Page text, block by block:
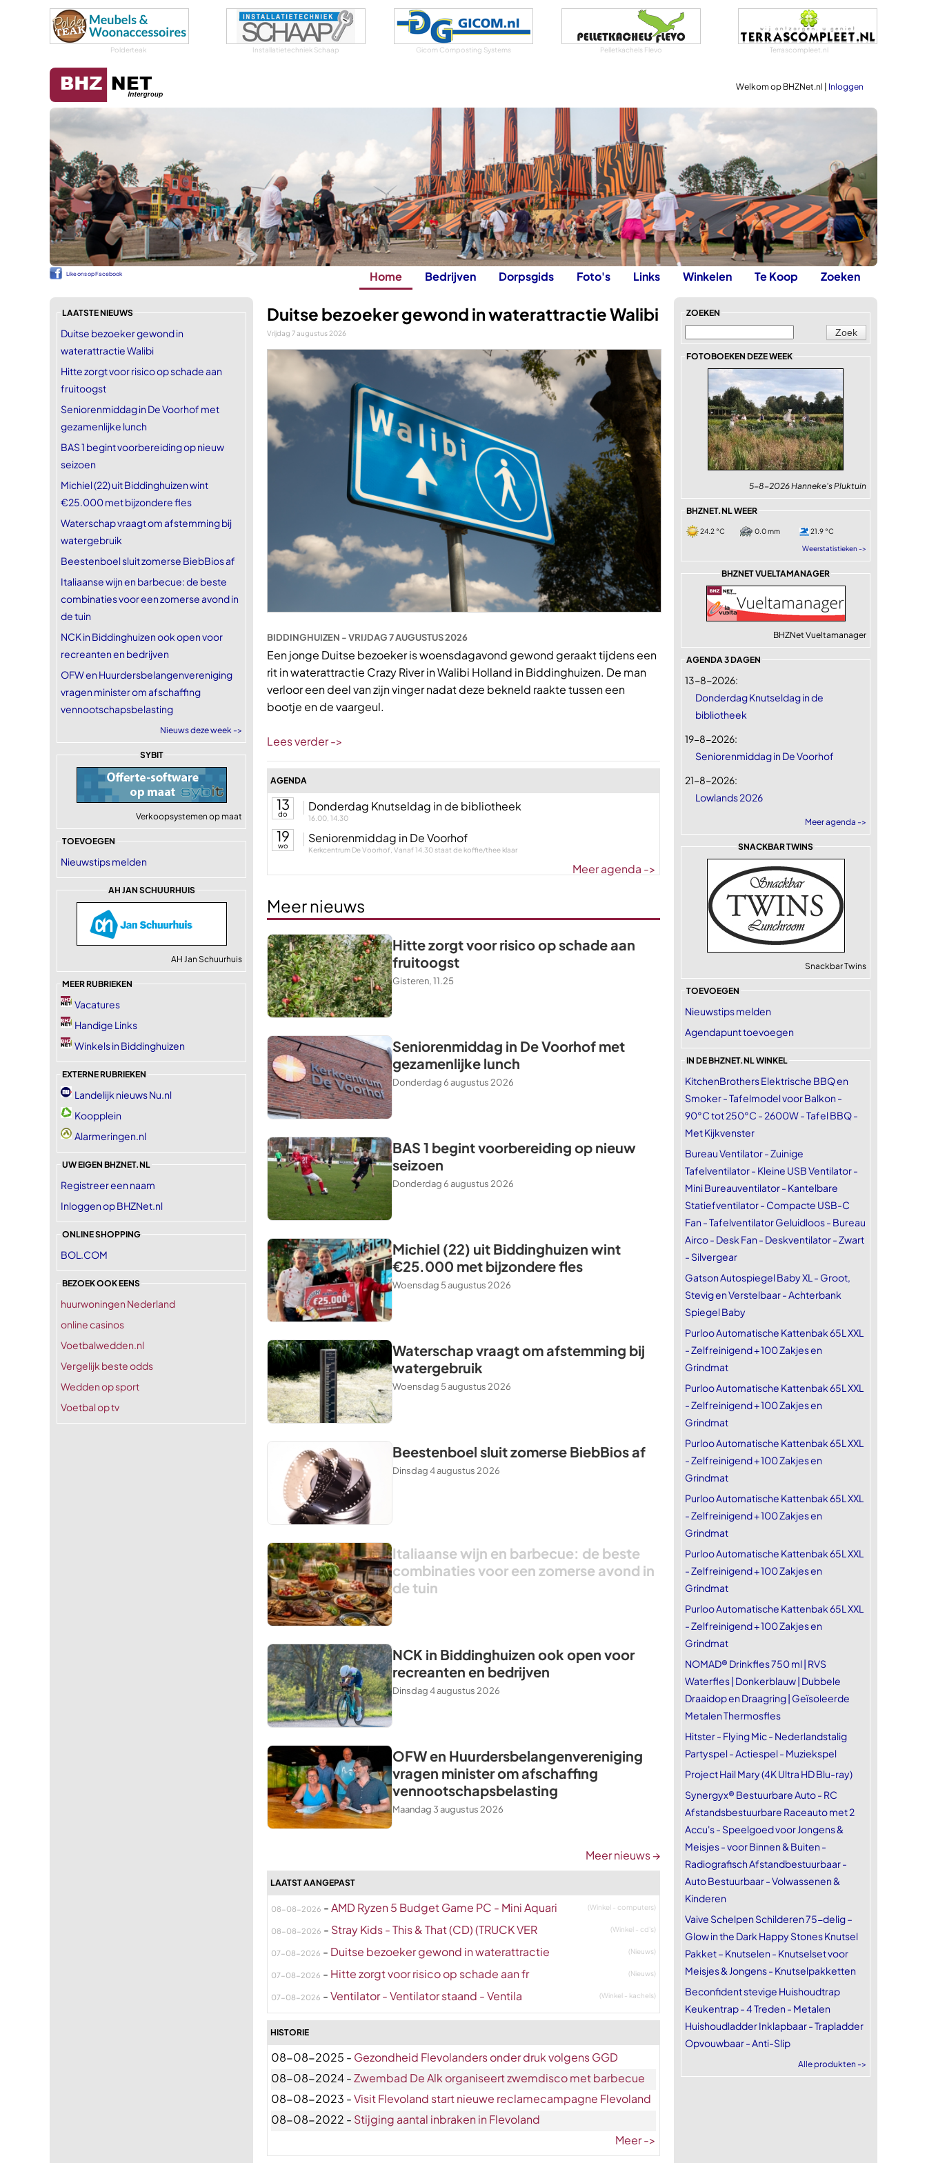
Polderteak Installatietechniek Schaap Gicom Composting Systems Pelletkachels Flevo Terrascompleet.nl
Welkom op BHZNet.nl | Inloggen
Like ons op Facebook Home Bedrijven Dorpsgids Foto's Links Winkelen Te Koop Zoeken
LAATSTE NIEUWS
Duitse bezoeker gewond in
waterattractie Walibi
Hitte zorgt voor risico op schade aan
fruitoogst
Seniorenmiddag in De Voorhof met
gezamenlijke lunch
BAS 1 begint voorbereiding op nieuw
seizoen
Michiel (22) uit Biddinghuizen wint
€25.000 met bijzondere fles
Waterschap vraagt om afstemming bij
watergebruik
Beestenboel sluit zomerse BiebBios af
Italiaanse wijn en barbecue: de beste
combinaties voor een zomerse avond in
de tuin
NCK in Biddinghuizen ook open voor
recreanten en bedrijven
OFW en Huurdersbelangenvereniging
vragen minister om afschaffing
vennootschapsbelasting
Nieuws deze week ->
SYBIT
Verkoopsystemen op maat
TOEVOEGEN
Nieuwstips melden
AH JAN SCHUURHUIS
AH Jan Schuurhuis
MEER RUBRIEKEN
Vacatures
Handige Links
Winkels in Biddinghuizen
EXTERNE RUBRIEKEN
Landelijk nieuws Nu.nl
Koopplein
Alarmeringen.nl
UW EIGEN BHZNET.NL
Registreer een naam
Inloggen op BHZNet.nl
ONLINE SHOPPING
BOL.COM
BEZOEK OOK EENS
huurwoningen Nederland
online casinos
Voetbalwedden.nl
Vergelijk beste odds
Wedden op sport
Voetbal op tv
Duitse bezoeker gewond in waterattractie Walibi
Vrijdag 7 augustus 2026
BIDDINGHUIZEN - VRIJDAG 7 AUGUSTUS 2026
Een jonge Duitse bezoeker is woensdagavond gewond geraakt tijdens een
rit in waterattractie Crazy River in Walibi Holland in Biddinghuizen. De man
verloor een deel van zijn vinger nadat deze bekneld raakte tussen een
bootje en de vaargeul.
Lees verder ->
AGENDA
13
do
Donderdag Knutseldag in de bibliotheek
16.00, 14.30
19
wo
Seniorenmiddag in De Voorhof
Kerkcentrum De Voorhof, Vanaf 14.30 staat de koffie/thee klaar
Meer agenda ->
Meer nieuws
Hitte zorgt voor risico op schade aan
fruitoogst
Gisteren, 11.25
Seniorenmiddag in De Voorhof met
gezamenlijke lunch
Donderdag 6 augustus 2026
BAS 1 begint voorbereiding op nieuw
seizoen
Donderdag 6 augustus 2026
Michiel (22) uit Biddinghuizen wint
€25.000 met bijzondere fles
Woensdag 5 augustus 2026
Waterschap vraagt om afstemming bij
watergebruik
Woensdag 5 augustus 2026
Beestenboel sluit zomerse BiebBios af
Dinsdag 4 augustus 2026
Italiaanse wijn en barbecue: de beste
combinaties voor een zomerse avond in
de tuin
NCK in Biddinghuizen ook open voor
recreanten en bedrijven
Dinsdag 4 augustus 2026
OFW en Huurdersbelangenvereniging
vragen minister om afschaffing
vennootschapsbelasting
Maandag 3 augustus 2026
Meer nieuws →
LAATST AANGEPAST
08-08-2026 -AMD Ryzen 5 Budget Game PC - Mini Aquari (Winkel - computers)
08-08-2026 - Stray Kids - This & That (CD) (TRUCK VER (Winkel - cd's)
07-08-2026 - Duitse bezoeker gewond in waterattractie (Nieuws)
07-08-2026 - Hitte zorgt voor risico op schade aan fr (Nieuws)
07-08-2026 -Ventilator - Ventilator staand - Ventila (Winkel - kachels)
HISTORIE
08-08-2025 - Gezondheid Flevolanders onder druk volgens GGD
08-08-2024 -Zwembad De Alk organiseert zwemdisco met barbecue
08-08-2023 -Visit Flevoland start nieuwe reclamecampagne Flevoland
08-08-2022 - Stijging aantal inbraken in Flevoland
Meer ->
ZOEKEN
FOTOBOEKEN DEZE WEEK
5-8-2026 Hanneke's Pluktuin
BHZNET.NL WEER
24.2 °C 0.0 mm 21.9 °C
Weerstatistieken ->
BHZNET VUELTAMANAGER
BHZNet Vueltamanager
AGENDA 3 DAGEN
13-8-2026:
Donderdag Knutseldag in de
bibliotheek
19-8-2026:
Seniorenmiddag in De Voorhof
21-8-2026:
Lowlands 2026
Meer agenda ->
SNACKBAR TWINS
Snackbar Twins
TOEVOEGEN
Nieuwstips melden
Agendapunt toevoegen
IN DE BHZNET.NL WINKEL
KitchenBrothers Elektrische BBQ en
Smoker - Tafelmodel voor Balkon -
90°C tot 250°C - 2600W - Tafel BBQ -
Met Kijkvenster
Bureau Ventilator - Zuinige
Tafelventilator - Kleine USB Ventilator -
Mini Bureauventilator - Kantelbare
Statiefventilator - Compacte USB-C
Fan - Tafelventilator Geluidloos - Bureau
Airco - Desk Fan - Deskventilator - Zwart
- Silvergear
Gatson Autospiegel Baby XL - Groot,
Stevig en Verstelbaar - Achterbank
Spiegel Baby
Purloo Automatische Kattenbak 65L XXL
- Zelfreinigend + 100 Zakjes en
Grindmat
Purloo Automatische Kattenbak 65L XXL
- Zelfreinigend + 100 Zakjes en
Grindmat
Purloo Automatische Kattenbak 65L XXL
- Zelfreinigend + 100 Zakjes en
Grindmat
Purloo Automatische Kattenbak 65L XXL
- Zelfreinigend + 100 Zakjes en
Grindmat
Purloo Automatische Kattenbak 65L XXL
- Zelfreinigend + 100 Zakjes en
Grindmat
Purloo Automatische Kattenbak 65L XXL
- Zelfreinigend + 100 Zakjes en
Grindmat
NOMAD® Drinkfles 750 ml | RVS
Waterfles | Donkerblauw | Dubbele
Draaidop en Draagring | Geïsoleerde
Metalen Thermosfles
Hitster - Flying Mic - Nederlandstalig
Partyspel - Actiespel - Muziekspel
Project Hail Mary (4K Ultra HD Blu-ray)
Synergyx® Bestuurbare Auto - RC
Afstandsbestuurbare Raceauto met 2
Accu's - Speelgoed voor Jongens &
Meisjes - voor Binnen & Buiten -
Radiografisch Afstandbestuurbaar -
Auto Bestuurbaar - Volwassenen &
Kinderen
Vaive Schelpen Schilderen 75-delig –
Glow in the Dark Happy Stones Knutsel
Pakket – Knutselen - Knutselset voor
Meisjes & Jongens - Knutselpakketten
Beconfident stevige Huishoudtrap
Keukentrap - 4 Treden - Metalen
Huishoudladder Inklapbaar - Trapladder
Opvouwbaar - Anti-Slip
Alle produkten ->